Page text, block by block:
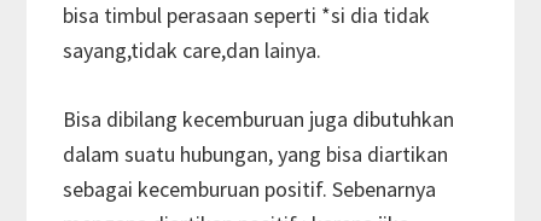
bisa timbul perasaan seperti *si dia tidak
sayang,tidak care,dan lainya.
Bisa dibilang kecemburuan juga dibutuhkan
dalam suatu hubungan, yang bisa diartikan
sebagai kecemburuan positif. Sebenarnya